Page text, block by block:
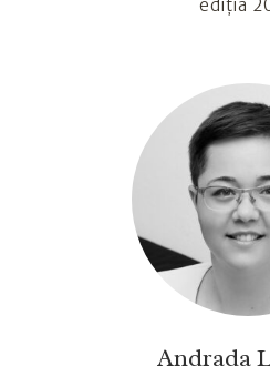
ediția
Andrada